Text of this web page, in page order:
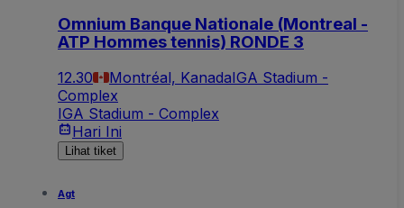
Omnium Banque Nationale (Montreal -
ATP Hommes tennis) RONDE 3
12.30 Montréal, KanadaIGA Stadium -
Complex
IGA Stadium - Complex
Hari Ini
Lihat tiket
Agt